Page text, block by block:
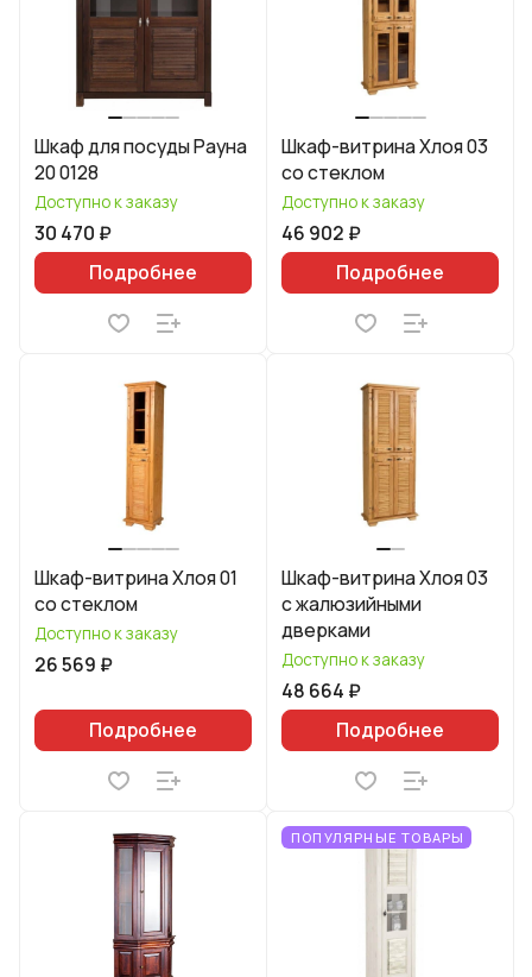
Шкаф для посуды Рауна
20 0128
Доступно к заказу
30 470 ₽
Подробнее
Шкаф-витрина Хлоя 03
со стеклом
Доступно к заказу
46 902 ₽
Подробнее
Шкаф-витрина Хлоя 01
со стеклом
Доступно к заказу
26 569 ₽
Подробнее
Шкаф-витрина Хлоя 03
с жалюзийными
дверками
Доступно к заказу
48 664 ₽
Подробнее
ПОПУЛЯРНЫЕ ТОВАРЫ